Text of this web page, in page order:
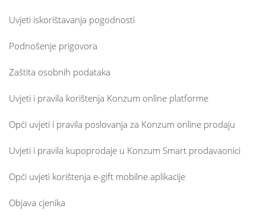
Uvjeti iskorištavanja pogodnosti
Podnošenje prigovora
Zaštita osobnih podataka
Uvjeti i pravila korištenja Konzum online platforme
Opći uvjeti i pravila poslovanja za Konzum online prodaju
Uvjeti i pravila kupoprodaje u Konzum Smart prodavaonici
Opći uvjeti korištenja e-gift mobilne aplikacije
Objava cjenika